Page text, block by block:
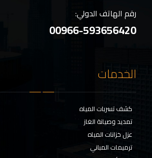
رقم الهاتف الدولي:
00966-593656420
الخدمات
كشف تسربات المياه
تمديد وصيانة الغاز
عزل خزانات المياه
ترميمات المباني